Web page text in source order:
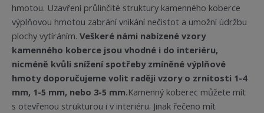
hmotou. Uzavření průlinčité struktury kamenného koberce
výplňovou hmotou zabrání vnikání nečistot a umožní údržbu
plochy vytíráním. Veškeré námi nabízené vzory
kamenného koberce jsou vhodné i do interiéru,
nicméně kvůli snížení spotřeby zmíněné výplňové
hmoty doporučujeme volit raději vzory o zrnitosti 1-4
mm, 1-5 mm, nebo 3-5 mm.Kamenný koberec můžete mít
s otevřenou strukturou i v interiéru. Jinak řečeno mít